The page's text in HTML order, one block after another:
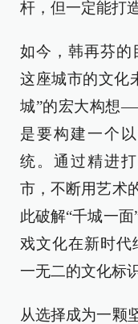
杆，但一定能打
如今，韩再芬的
这座城市的文化
城”的宏大构想
是要构建一个
统。通过精进
市，不断用艺术
此破解“千城一
戏文化在新时代
一无二的文化标识
从选择成为一颗